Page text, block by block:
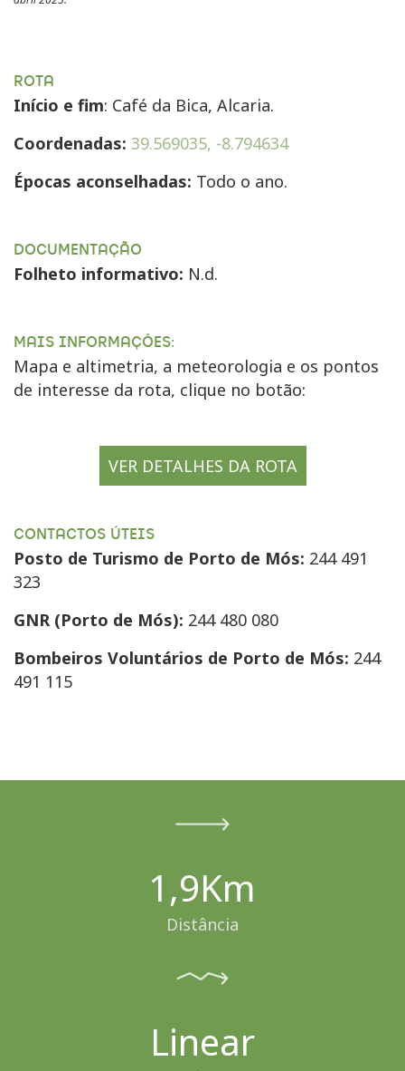
ROTA
Início e fim: Café da Bica, Alcaria.
Coordenadas: 39.569035, -8.794634
Épocas aconselhadas: Todo o ano.
DOCUMENTAÇÃO
Folheto informativo: N.d.
MAIS INFORMAÇÔES:
Mapa e altimetria, a meteorologia e os pontos
de interesse da rota, clique no botão:
VER DETALHES DA ROTA
CONTACTOS ÚTEIS
Posto de Turismo de Porto de Mós: 244 491
323
GNR (Porto de Mós): 244 480 080
Bombeiros Voluntários de Porto de Mós: 244
491 115
1,9Km
Distância
Linear